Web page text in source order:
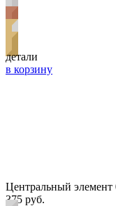
детали
в корзину
Центральный элемент
375 руб.